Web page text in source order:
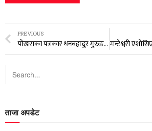
PREVIOUS
पोखराका पत्रकार धनबहादुर गुरुङ पुरस्कृत
ताजा अपडेट